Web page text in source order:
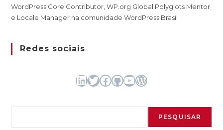
WordPress Core Contributor, WP.org Global Polyglots Mentor
e Locale Manager na comunidade WordPress Brasil
Redes sociais
LinkedIn
TwitterFacebook
GitHubYoutubeWordPress
PESQUISAR